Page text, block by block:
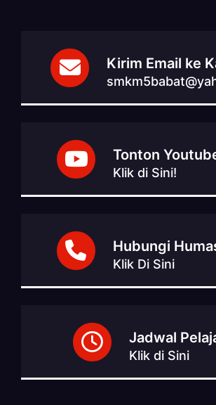
Kirim Email ke
Tonton
Klik di Sini!
Hubungi
Klik Di Sini
Jadwal
Klik di Sini